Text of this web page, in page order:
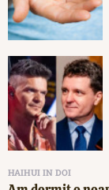
HAIHUI IN DOI